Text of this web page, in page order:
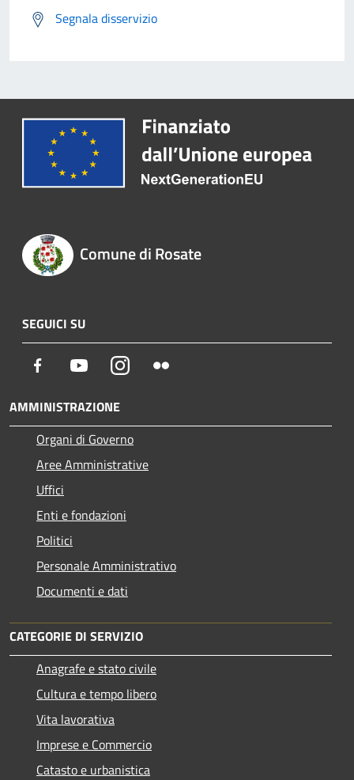
Segnala disservizio
Comune di Rosate
SEGUICI SU
Facebook YoutubeInstagram
AMMINISTRAZIONE
Organi di Governo
Aree Amministrative
Uffici
Enti e fondazioni
Politici
Personale Amministrativo
Documenti e dati
CATEGORIE DI SERVIZIO
Anagrafe e stato civile
Cultura e tempo libero
Vita lavorativa
Imprese e Commercio
Catasto e urbanistica